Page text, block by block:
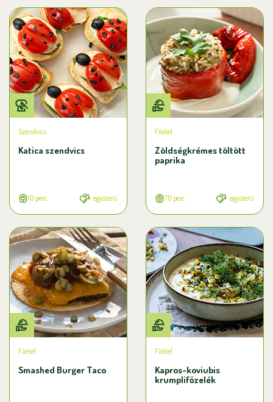
Szendvics
Katica szendvics
10 perc egyszerű
Főétel
Zöldségkrémes töltött
paprika
70 perc egyszerű
Főétel
Smashed Burger Taco
Főétel
Kapros-koviubis
krumplifőzelék